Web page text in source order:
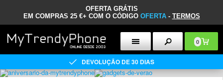
OFERTA GRÁTIS
EM COMPRAS 25 €+ COM O CÓDIGO OFERTA- TERMOS
0
DEVOLUÇÃO DE 30 DIAS